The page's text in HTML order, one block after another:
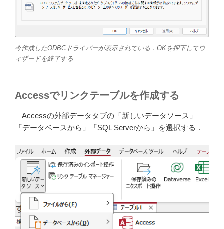
今作成したODBCドライバーが表示されている．OKを押下してウ
ィザードを終了する
Accessでリンクテーブルを作成する
Accessの外部データタブの「新しいデータソース」
「データベースから」「SQL Serverから」を選択する．